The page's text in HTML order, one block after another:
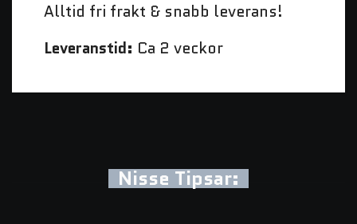
Alltid fri frakt & snabb leverans!
Leveranstid: Ca 2 veckor